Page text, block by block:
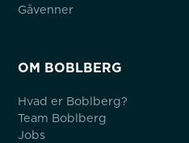
Gåvenner
OM BOBLBERG
Hvad er Boblberg?
Team Boblberg
Jobs